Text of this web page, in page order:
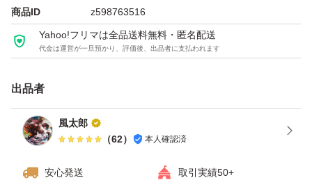
商品ID z598763516
Yahoo!フリマは全品送料無料・匿名配送
代金は運営が一旦預かり、評価後、出品者に支払われます
出品者
風太郎
（62） 本人確認済
安心発送 取引実績50+